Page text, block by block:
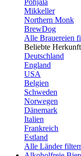
Põhjala
Mikkeller
Northern Monk
BrewDog
Alle Brauereien
Beliebte
Deutschland
England
USA
Belgien
Schweden
Norwegen
Dänemark
Italien
Frankreich
Estland
Alle Länder